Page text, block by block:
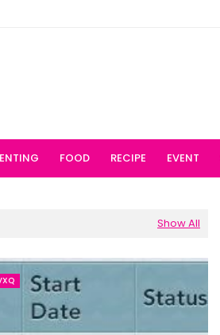
FOOD RECIPE EVENT
Show All